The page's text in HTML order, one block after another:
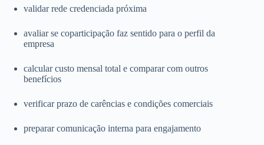
validar rede credenciada próxima
avaliar se coparticipação faz sentido para o perfil da
empresa
calcular custo mensal total e comparar com outros
benefícios
verificar prazo de carências e condições comerciais
preparar comunicação interna para engajamento